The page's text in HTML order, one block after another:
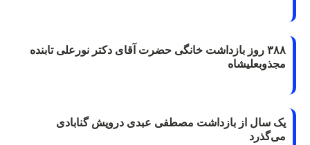
۳۸۸ روز بازداشت خانگی حضرت آقای دکتر نورعلی تابنده
مجذوبعلیشاه
یک سال از بازداشت مصطفی عبدی درویش گنابادی
می‌گذرد